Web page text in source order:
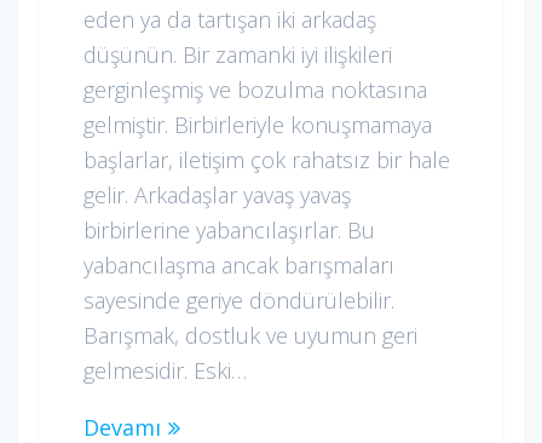
eden ya da tartışan iki arkadaş
düşünün. Bir zamanki iyi ilişkileri
gerginleşmiş ve bozulma noktasına
gelmiştir. Birbirleriyle konuşmamaya
başlarlar, iletişim çok rahatsız bir hale
gelir. Arkadaşlar yavaş yavaş
birbirlerine yabancılaşırlar. Bu
yabancılaşma ancak barışmaları
sayesinde geriye döndürülebilir.
Barışmak, dostluk ve uyumun geri
gelmesidir. Eski…
Devamı